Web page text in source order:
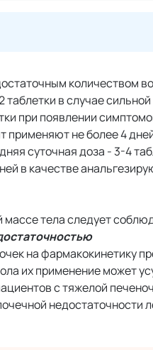
количеством
таблетки в случае
при появлении
применяют не более 4
суточная доза - 3-4
в качестве
тела следует
на фармакокинетику
их применение может
с тяжелой
недостаточности